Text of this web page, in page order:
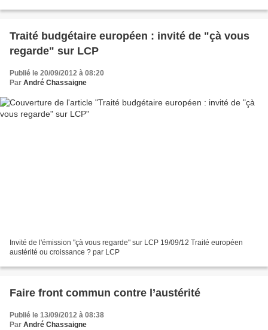
Traité budgétaire européen : invité de "çà vous
regarde" sur LCP
Publié le 20/09/2012 à 08:20
Par André Chassaigne
Invité de l'émission "çà vous regarde" sur LCP 19/09/12 Traité européen
austérité ou croissance ? par LCP
Faire front commun contre l’austérité
Publié le 13/09/2012 à 08:38
Par André Chassaigne